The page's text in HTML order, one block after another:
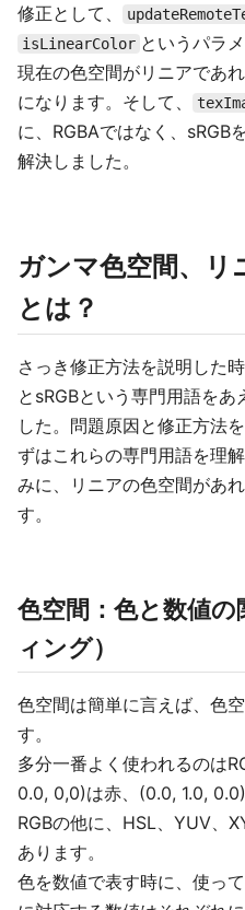
修正として、
isLinearColor というパラ
現在の色空間がリニアであ
になります。そして、
に、RGBAではなく、sRGB
解決しました。
ガンマ色空間、リ
とは？
さっき修正方法を説明した
とsRGBという専門用語を
した。問題原因と修正方法
ずはこれらの専門用語を理
みに、リニアの色空間があ
す。
色空間：色と数値
ィング）
色空間は簡単に言えば、色
す。
多分一番よく使われるのは
0.0, 0,0)は赤、(0.0, 1.0,
RGBの他に、HSL、YUV、
あります。
色を数値で表す時に、使っ